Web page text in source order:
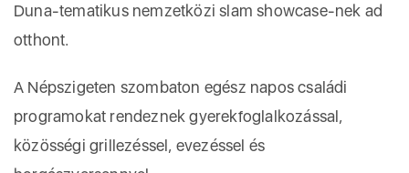
Duna-tematikus nemzetközi slam showcase-nek ad
otthont.
A Népszigeten szombaton egész napos családi
programokat rendeznek gyerekfoglalkozással,
közösségi grillezéssel, evezéssel és